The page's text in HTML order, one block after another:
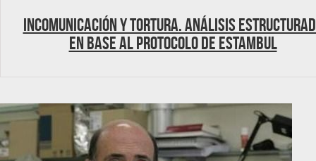
Incomunicación y tortura. Análisis
en base al Protocolo de Estambul